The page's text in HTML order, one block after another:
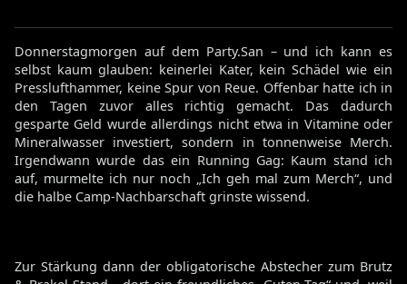
Donnerstagmorgen auf dem Party.San – und ich kann es
selbst kaum glauben: keinerlei Kater, kein Schädel wie ein
Presslufthammer, keine Spur von Reue. Offenbar hatte ich in
den Tagen zuvor alles richtig gemacht. Das dadurch
gesparte Geld wurde allerdings nicht etwa in Vitamine oder
Mineralwasser investiert, sondern in tonnenweise Merch.
Irgendwann wurde das ein Running Gag: Kaum stand ich
auf, murmelte ich nur noch „Ich geh mal zum Merch“, und
die halbe Camp-Nachbarschaft grinste wissend.
Zur Stärkung dann der obligatorische Abstecher zum Brutz